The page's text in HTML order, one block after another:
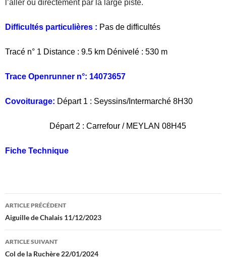
l’aller ou directement par la large piste.
Difficultés particulières : Pas de difficultés
Tracé n° 1 Distance : 9.5 km Dénivelé : 530 m
Trace Openrunner n°: 14073657
Covoiturage: Départ 1 : Seyssins/Intermarché 8H30
Départ 2 : Carrefour / MEYLAN 08H45
Fiche Technique
Navigation
des
articles
ARTICLE PRÉCÉDENT
Aiguille de Chalais 11/12/2023
ARTICLE SUIVANT
Col de la Ruchère 22/01/2024